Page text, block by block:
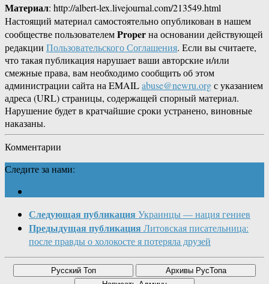
Материал: http://albert-lex.livejournal.com/213549.html
Настоящий материал самостоятельно опубликован в нашем
сообществе пользователемProperна основании действующей
редакции Пользовательского Соглашения. Если вы считаете,
что такая публикация нарушает ваши авторские и/или
смежные права, вам необходимо сообщить об этом
администрации сайта на EMAILabuse@newru.orgс указанием
адреса (URL) страницы, содержащей спорный материал.
Нарушение будет в кратчайшие сроки устранено, виновные
наказаны.
Комментарии
Следите за нами:
Следующая публикация Украинцы — нация гениев
Предыдущая публикация Литовская писательница:
после правды о холокосте я потеряла друзей